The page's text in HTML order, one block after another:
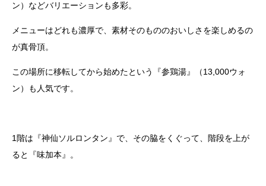
ン）などバリエーションも多彩。
メニューはどれも濃厚で、素材そのもののおいしさを楽しめるの
が真骨頂。
この場所に移転してから始めたという『参鶏湯』（13,000ウォ
ン）も人気です。
1階は『神仙ソルロンタン』で、その脇をくぐって、階段を上が
ると『味加本』。